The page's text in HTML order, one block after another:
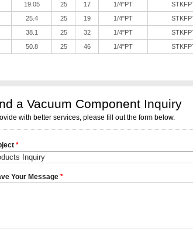
19.05 25 17 1/4"PT
25.4 25 19 1/4"PT
38.1 25 32 1/4"PT
50.8 25 46 1/4"PT